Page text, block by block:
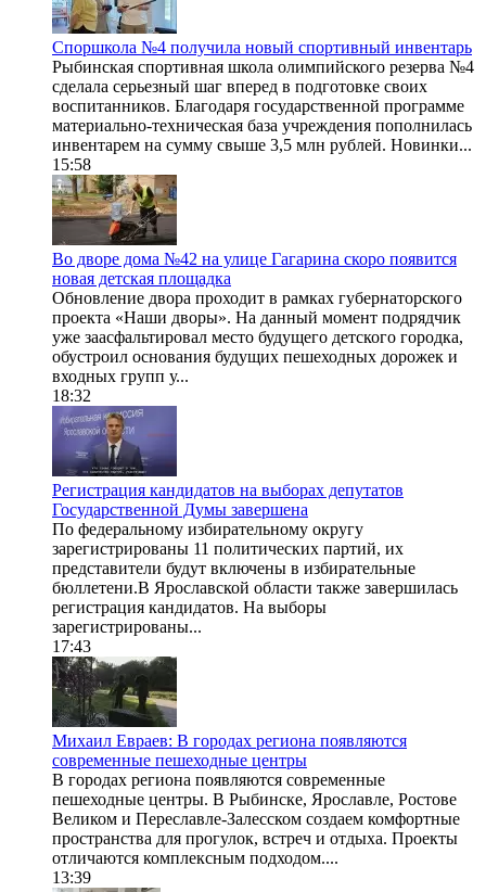
Споршкола №4 получила новый спортивный инвентарь
Рыбинская спортивная школа олимпийского резерва №4
сделала серьезный шаг вперед в подготовке своих
воспитанников. Благодаря государственной программе
материально-техническая база учреждения пополнилась
инвентарем на сумму свыше 3,5 млн рублей. Новинки...
15:58
Во дворе дома №42 на улице Гагарина скоро появится
новая детская площадка
Обновление двора проходит в рамках губернаторского
проекта «Наши дворы». На данный момент подрядчик
уже заасфальтировал место будущего детского городка,
обустроил основания будущих пешеходных дорожек и
входных групп у...
18:32
Регистрация кандидатов на выборах депутатов
Государственной Думы завершена
По федеральному избирательному округу
зарегистрированы 11 политических партий, их
представители будут включены в избирательные
бюллетени.В Ярославской области также завершилась
регистрация кандидатов. На выборы
зарегистрированы...
17:43
Михаил Евраев: В городах региона появляются
современные пешеходные центры
В городах региона появляются современные
пешеходные центры. В Рыбинске, Ярославле, Ростове
Великом и Переславле-Залесском создаем комфортные
пространства для прогулок, встреч и отдыха. Проекты
отличаются комплексным подходом....
13:39